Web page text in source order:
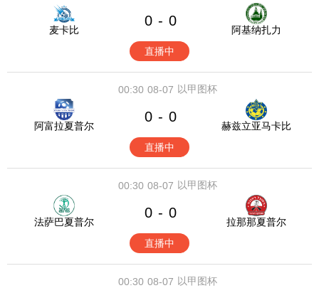
麦卡比
0 - 0
阿基纳扎力
直播中
08-07
00:30 以甲图杯
阿富拉夏普尔
0 - 0
赫兹立亚马卡比
直播中
08-07
00:30 以甲图杯
法萨巴夏普尔
0 - 0
拉那那夏普尔
直播中
08-07
00:30 以甲图杯